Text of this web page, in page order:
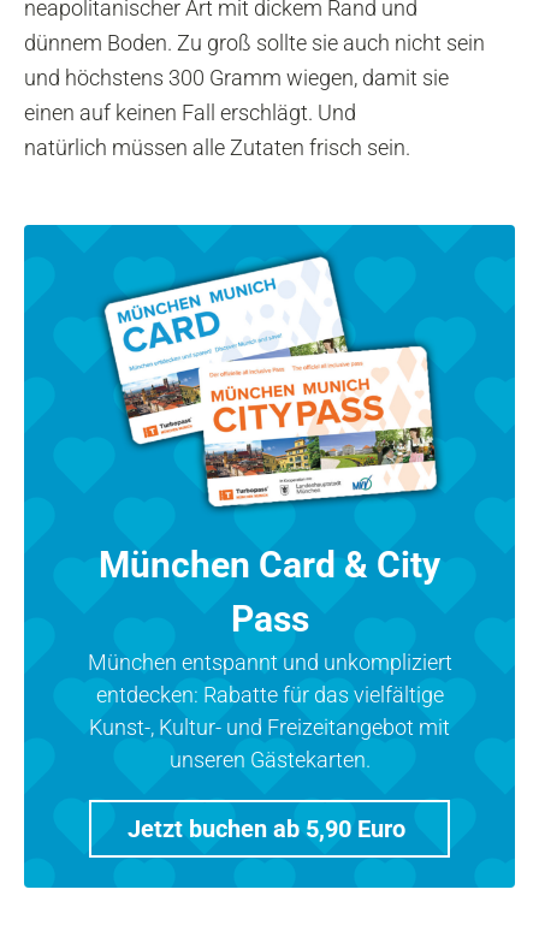
neapolitanischer Art mit dickem Rand und
dünnem Boden. Zu groß sollte sie auch nicht sein
und höchstens 300 Gramm wiegen, damit sie
einen auf keinen Fall erschlägt. Und
natürlich müssen alle Zutaten frisch sein.
München Card & City
Pass
München entspannt und unkompliziert
entdecken: Rabatte für das vielfältige
Kunst-, Kultur- und Freizeitangebot mit
unseren Gästekarten.
Jetzt buchen ab 5,90 Euro